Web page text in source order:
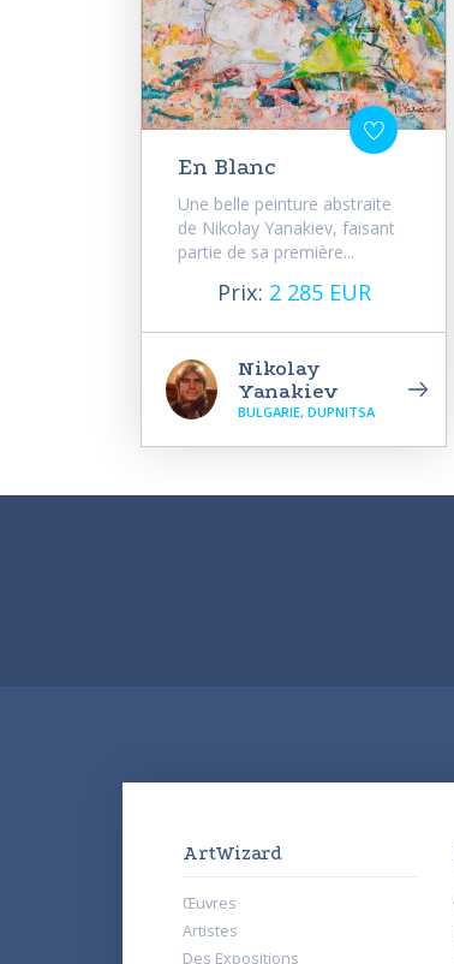
En Blanc
Une belle peinture abstraite
de Nikolay Yanakiev, faisant
partie de sa première...
Prix: 2 285 EUR
Nikolay
Yanakiev
BULGARIE, DUPNITSA
ArtWizard
Œuvres
Artistes
Des Expositions